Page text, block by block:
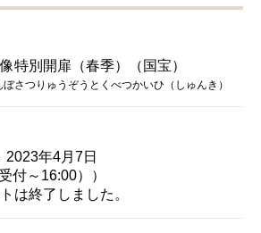
特別開扉（春季）（国宝）
さつりゅうぞうとくべつかいひ（しゅんき）
2023年4月7日
付～16:00））
は終了しました。